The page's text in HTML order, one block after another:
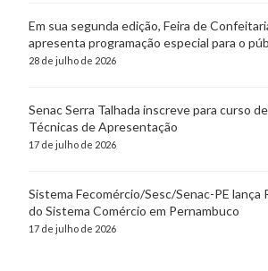
Em sua segunda edição, Feira de
apresenta programação especial para o
28 de julho de 2026
Senac Serra Talhada inscreve para curso
Técnicas de Apresentação
17 de julho de 2026
Sistema Fecomércio/Sesc/Senac-PE lança
do Sistema Comércio em Pernambuco
17 de julho de 2026